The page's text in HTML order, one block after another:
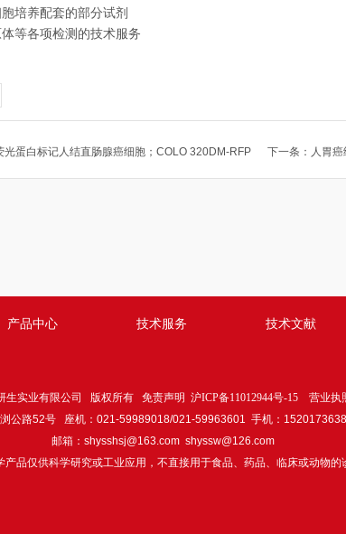
培养配套的部分试剂
等各项检测的技术服务
光蛋白标记人结直肠腺癌细胞；COLO 320DM-RFP 下一条： 人胃
产品中心 技术服务 技术文献
生实业有限公司 版权所有 免责声明 沪ICP备11012944号-15
营业执
浏公路52号 座机：021-59989018/021-59963601 手机：
邮箱： shysshsj@163.com shyssw@126.com
产品仅供科学研究或工业应用，不直接用于食品、药品、临床或动物的